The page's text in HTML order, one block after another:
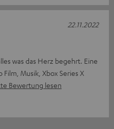
was das Herz begehrt. Eine
Musik, Xbox Series X
Bewertung lesen
22.11.2022